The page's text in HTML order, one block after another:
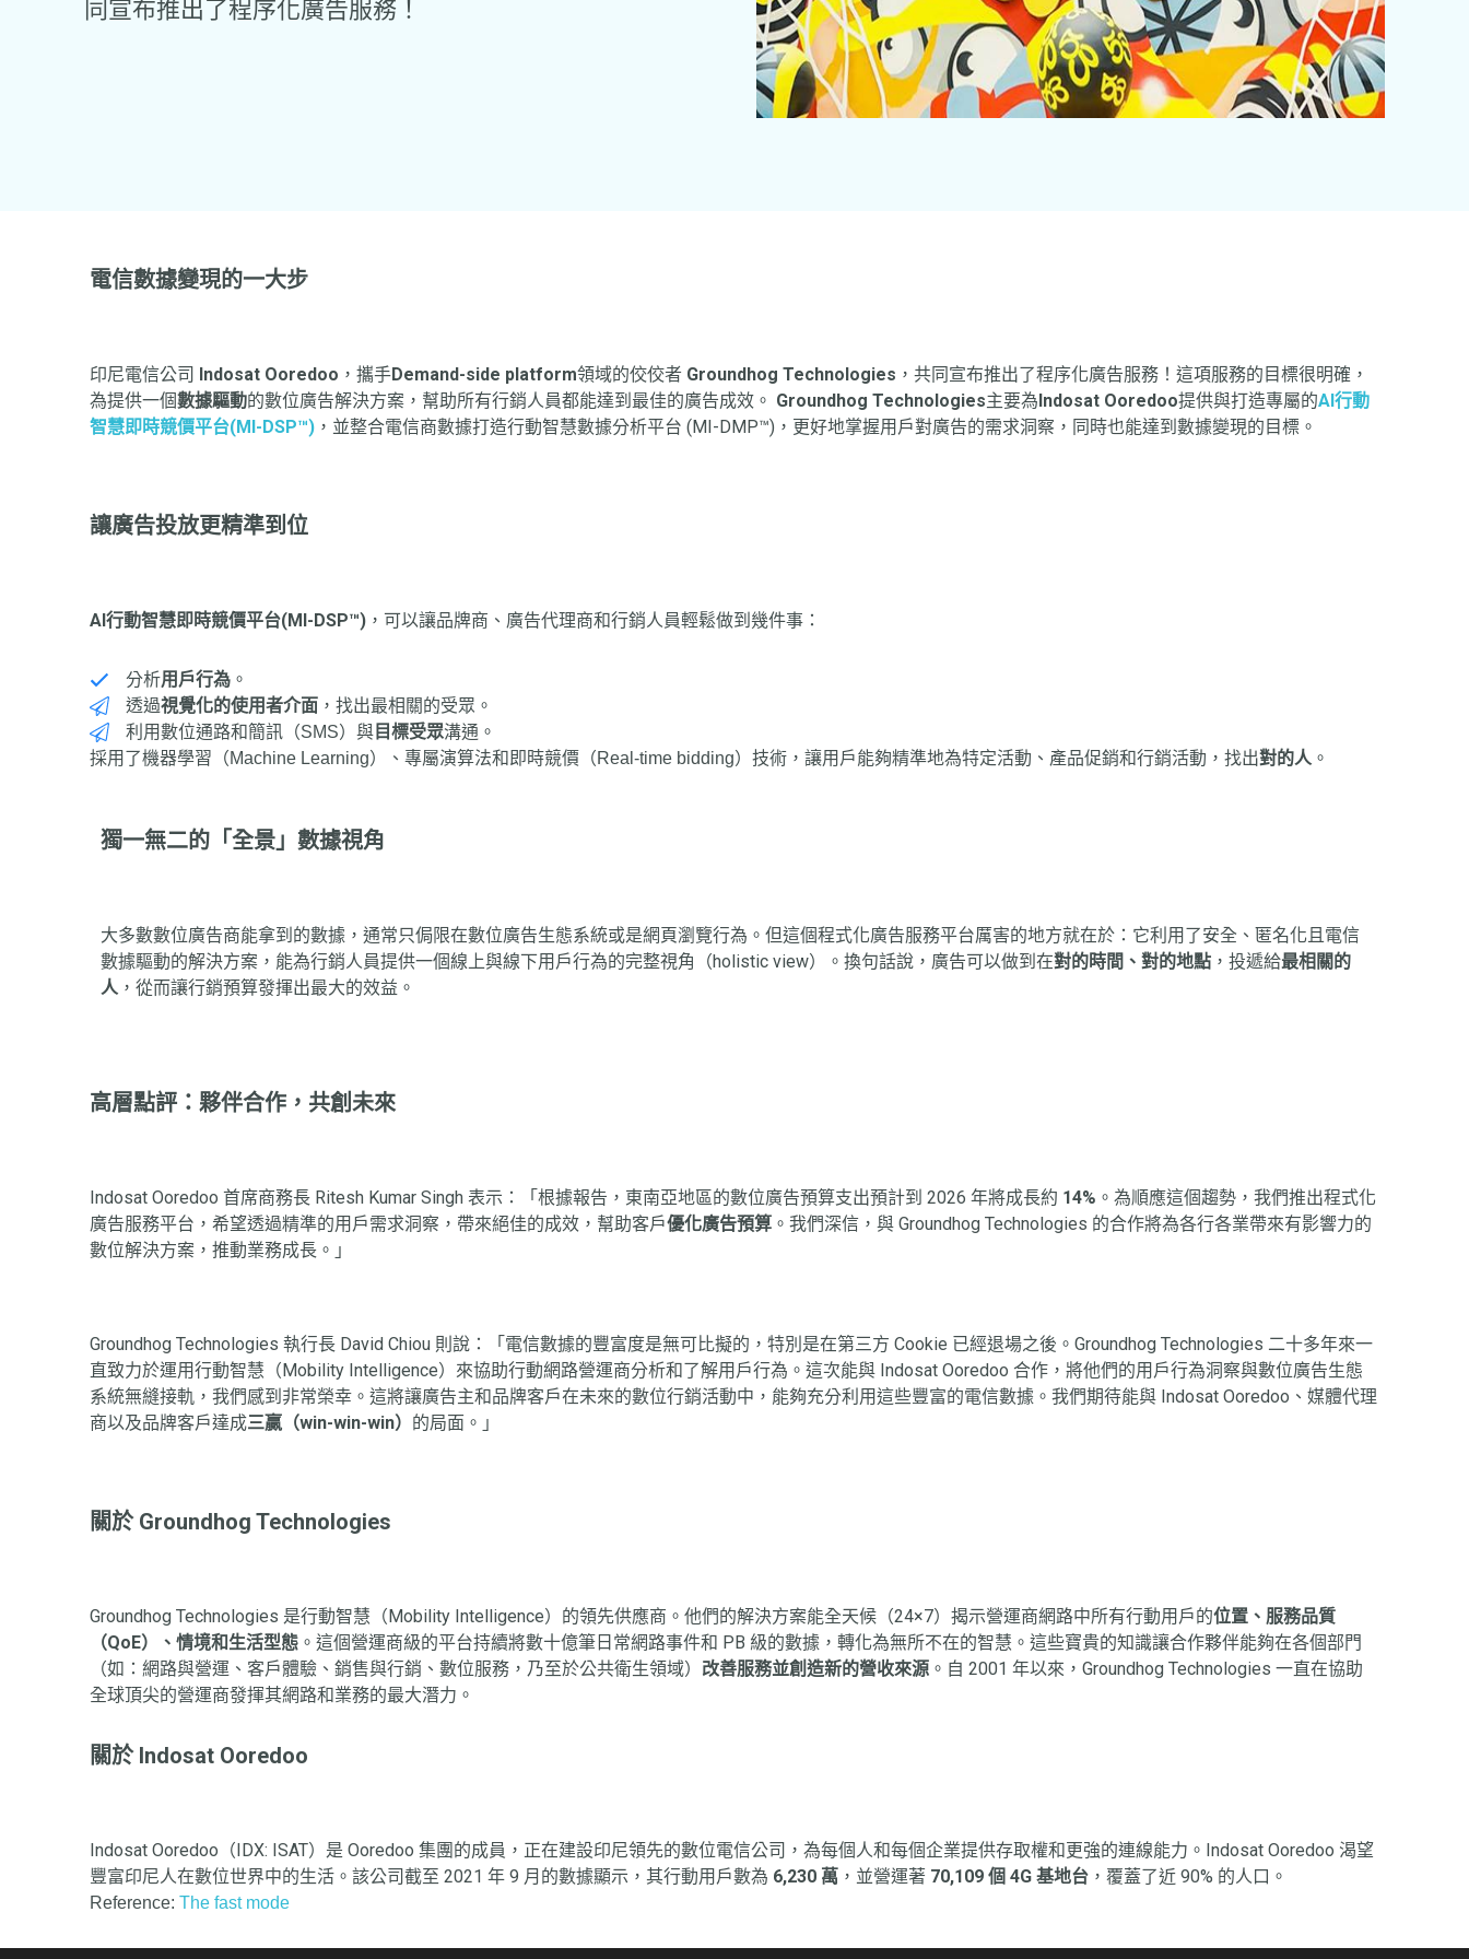
同宣布推出了程序化廣告服務！
電信數據變現的一大步
印尼電信公司 Indosat Ooredoo ，攜手Demand-side platform領域的佼佼者 Groundhog Technologies ，共同宣布推出了程序化廣告服務！這項服務的目標很明確，
為提供一個數據驅動的數位廣告解決方案，幫助所有行銷人員都能達到最佳的廣告成效。 Groundhog Technologies主要為Indosat Ooredoo提供與打造專屬的AI行動
智慧即時競價平台(MI-DSP™) ，並整合電信商數據打造行動智慧數據分析平台 (MI-DMP™)，更好地掌握用戶對廣告的需求洞察，同時也能達到數據變現的目標。
讓廣告投放更精準到位
AI行動智慧即時競價平台(MI-DSP™) ，可以讓品牌商、廣告代理商和行銷人員輕鬆做到幾件事：
分析用戶行為 。
透過視覺化的使用者介面 ，找出最相關的受眾。
利用數位通路和簡訊（SMS）與 目標受眾溝通。
採用了機器學習（Machine Learning）、專屬演算法和即時競價（Real-time bidding）技術，讓用戶能夠精準地為特定活動、產品促銷和行銷活動，找出對的人 。
獨一無二的「全景」數據視角
大多數數位廣告商能拿到的數據，通常只侷限在數位廣告生態系統或是網頁瀏覽行為。但這個程式化廣告服務平台厲害的地方就在於：它利用了安全、匿名化且電信
數據驅動的解決方案，能為行銷人員提供一個線上與線下用戶行為的完整視角（holistic view）。換句話說，廣告可以做到在對的時間、對的地點 ，投遞給最相關的
人 ，從而讓行銷預算發揮出最大的效益。
高層點評：夥伴合作，共創未來
Indosat Ooredoo 首席商務長 Ritesh Kumar Singh 表示：「根據報告，東南亞地區的數位廣告預算支出預計到 2026 年將成長約 14% 。為順應這個趨勢，我們推出程式化
廣告服務平台，希望透過精準的用戶需求洞察，帶來絕佳的成效，幫助客戶優化廣告預算 。我們深信，與 Groundhog Technologies 的合作將為各行各業帶來有影響力的
數位解決方案，推動業務成長。」
Groundhog Technologies 執行長 David Chiou 則說：「電信數據的豐富度是無可比擬的，特別是在第三方 Cookie 已經退場之後。Groundhog Technologies 二十多年來一
直致力於運用行動智慧（Mobility Intelligence）來協助行動網路營運商分析和了解用戶行為。這次能與 Indosat Ooredoo 合作，將他們的用戶行為洞察與數位廣告生態
系統無縫接軌，我們感到非常榮幸。這將讓廣告主和品牌客戶在未來的數位行銷活動中，能夠充分利用這些豐富的電信數據。我們期待能與 Indosat Ooredoo、媒體代理
商以及品牌客戶達成三贏（win-win-win） 的局面。」
關於 Groundhog Technologies
Groundhog Technologies 是行動智慧（Mobility Intelligence）的領先供應商。他們的解決方案能全天候（24×7）揭示營運商網路中所有行動用戶的位置、服務品質
（QoE）、情境和生活型態 。這個營運商級的平台持續將數十億筆日常網路事件和 PB 級的數據，轉化為無所不在的智慧。這些寶貴的知識讓合作夥伴能夠在各個部門
（如：網路與營運、客戶體驗、銷售與行銷、數位服務，乃至於公共衛生領域） 改善服務並創造新的營收來源 。自 2001 年以來，Groundhog Technologies 一直在協助
全球頂尖的營運商發揮其網路和業務的最大潛力。
關於 Indosat Ooredoo
Indosat Ooredoo（IDX: ISAT）是 Ooredoo 集團的成員，正在建設印尼領先的數位電信公司，為每個人和每個企業提供存取權和更強的連線能力。Indosat Ooredoo 渴望
豐富印尼人在數位世界中的生活。該公司截至 2021 年 9 月的數據顯示，其行動用戶數為 6,230 萬 ，並營運著 70,109 個 4G 基地台 ，覆蓋了近 90% 的人口。
Reference: The fast mode